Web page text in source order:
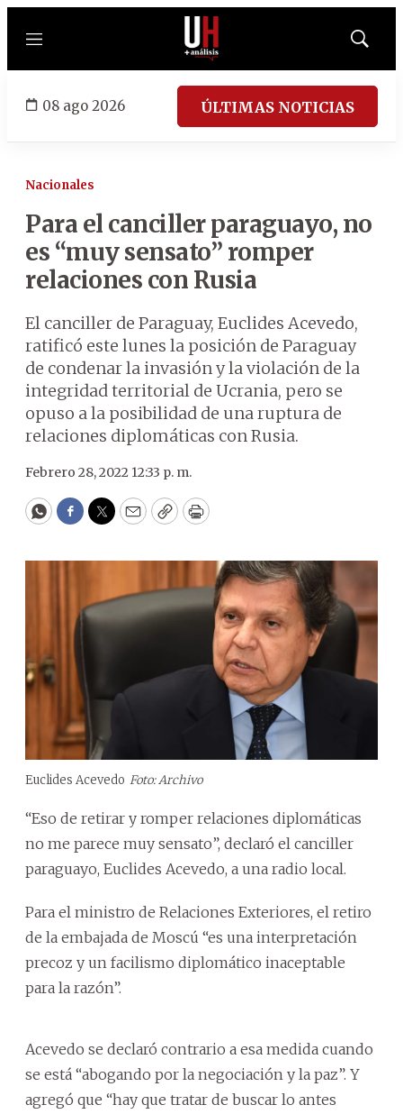
Menú
Mostrar
08 ago 2026 ÚLTIMAS NOTICIAS
Nacionales
Para el canciller paraguayo, no
es “muy sensato” romper
relaciones con Rusia
El canciller de Paraguay, Euclides Acevedo,
ratificó este lunes la posición de Paraguay
de condenar la invasión y la violación de la
integridad territorial de Ucrania, pero se
opuso a la posibilidad de una ruptura de
relaciones diplomáticas con Rusia.
Febrero 28, 2022 12:33 p. m.
WhatsApp
Facebook
Twitter
EmailCopyPrint
Euclides Acevedo Foto: Archivo
“Eso de retirar y romper relaciones diplomáticas
no me parece muy sensato”, declaró el canciller
paraguayo, Euclides Acevedo, a una radio local.
Para el ministro de Relaciones Exteriores, el retiro
de la embajada de Moscú “es una interpretación
precoz y un facilismo diplomático inaceptable
para la razón”.
Acevedo se declaró contrario a esa medida cuando
se está “abogando por la negociación y la paz”. Y
agregó que “hay que tratar de buscar lo antes